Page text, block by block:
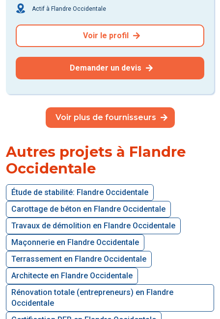
Actif à Flandre Occidentale
Voir le profil
Demander un devis
Voir plus de fournisseurs
Autres projets à Flandre
Occidentale
Étude de stabilité: Flandre Occidentale
Carottage de béton en Flandre Occidentale
Travaux de démolition en Flandre Occidentale
Maçonnerie en Flandre Occidentale
Terrassement en Flandre Occidentale
Architecte en Flandre Occidentale
Rénovation totale (entrepreneurs) en Flandre
Occidentale